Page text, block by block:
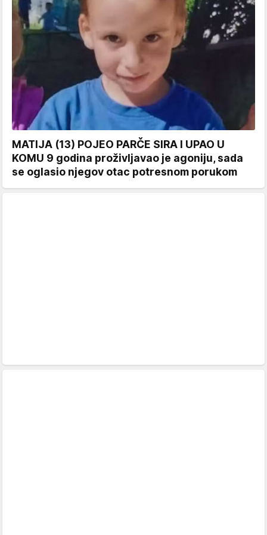
MATIJA (13) POJEO PARČE SIRA I UPAO U
KOMU 9 godina proživljavao je agoniju, sada
se oglasio njegov otac potresnom porukom